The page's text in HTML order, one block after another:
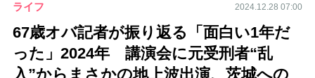
ライフ 2024.12.28 07:00
67歳オバ記者が振り返る「面白い1年だ
った」2024年 講演会に元受刑者“乱
入”からまさかの地上波出演、茨城への